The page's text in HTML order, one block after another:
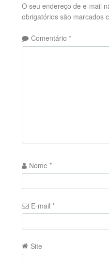
O seu endereço de e-mail
obrigatórios são marcados
Comentário *
Nome *
E-mail *
Site